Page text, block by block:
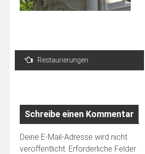
Beitragsnavigation
Restaurierungen
Schreibe einen Kommentar
Deine E-Mail-Adresse wird nicht
veröffentlicht. Erforderliche Felder